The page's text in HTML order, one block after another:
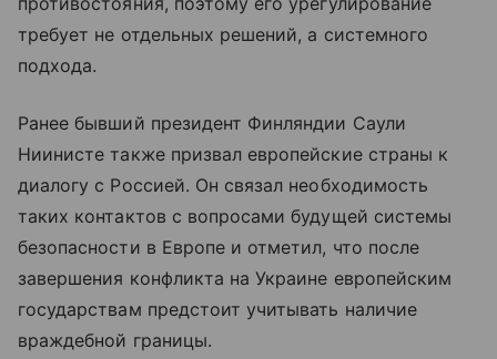
требует не отдельных решений, а системного
подхода.
Ранее бывший президент Финляндии Саули
Ниинисте также призвал европейские страны к
диалогу с Россией. Он связал необходимость
таких контактов с вопросами будущей системы
безопасности в Европе и отметил, что после
завершения конфликта на Украине европейским
государствам предстоит учитывать наличие
враждебной границы.